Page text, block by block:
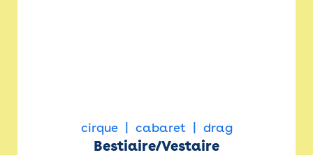
cirque cabaret drag
Bestiaire/Vestaire